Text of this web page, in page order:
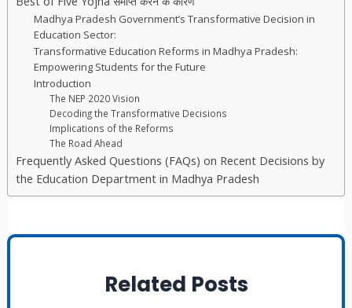
Madhya Pradesh Government’s Transformative Decision in
Education Sector:
Transformative Education Reforms in Madhya Pradesh:
Empowering Students for the Future
Introduction
The NEP 2020 Vision
Decoding the Transformative Decisions
Implications of the Reforms
The Road Ahead
Frequently Asked Questions (FAQs) on Recent Decisions by
the Education Department in Madhya Pradesh
Related Posts